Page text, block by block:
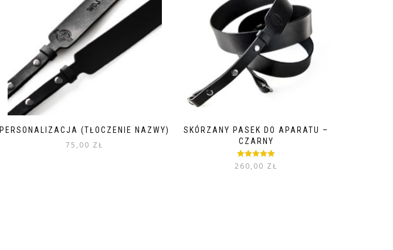
PERSONALIZACJA (TŁOCZENIE NAZWY)
75,00 ZŁ
SKÓRZANY PASEK DO APARATU –
CZARNY
Rated 5.00
out of 5
260,00 ZŁ